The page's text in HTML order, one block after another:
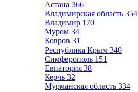
Астана 366
Владимирская область 354
Владимир 170
Муром 34
Ковров 31
Республика Крым 340
Симферополь 151
Евпатория 38
Керчь 32
Мурманская область 334